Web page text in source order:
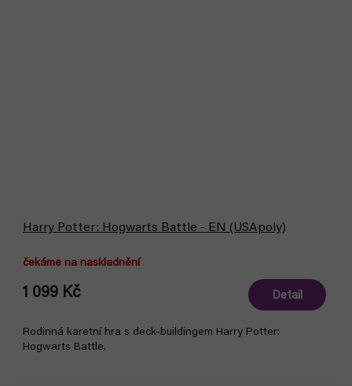
Harry Potter: Hogwarts Battle - EN (USApoly)
čekáme na naskladnění
1 099 Kč Detail
Rodinná karetní hra s deck-buildingem Harry Potter:
Hogwarts Battle.